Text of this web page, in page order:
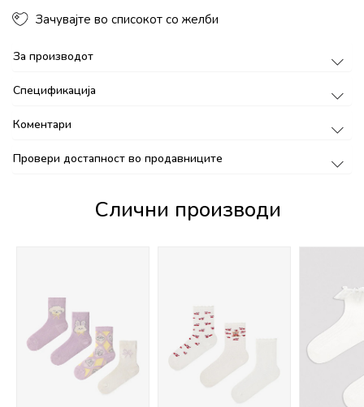
Зачувајте во списокот со желби
За производот
Спецификација
Коментари
Провери достапност во продавниците
Слични производи